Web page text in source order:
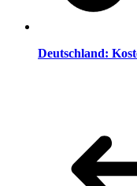
Deutschland: